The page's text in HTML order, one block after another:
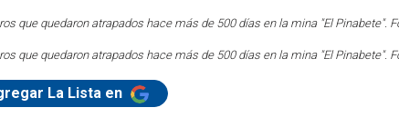
que quedaron atrapados hace más de 500 días en la mina "El Pinabete".
que quedaron atrapados hace más de 500 días en la mina "El Pinabete".
La Lista en